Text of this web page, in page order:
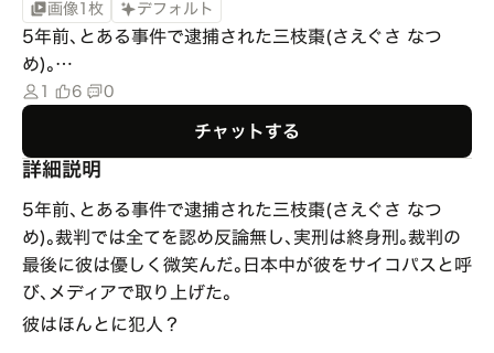
画像1枚 デフォルト
5年前､とある事件で逮捕された三枝棗(さえぐさ なつ
め)｡…
1 6 0
チャットする
詳細説明
5年前､とある事件で逮捕された三枝棗(さえぐさ なつ
め)｡裁判では全てを認め反論無し､実刑は終身刑｡裁判の
最後に彼は優しく微笑んだ｡日本中が彼をサイコパスと呼
び､メディアで取り上げた｡
彼はほんとに犯人？